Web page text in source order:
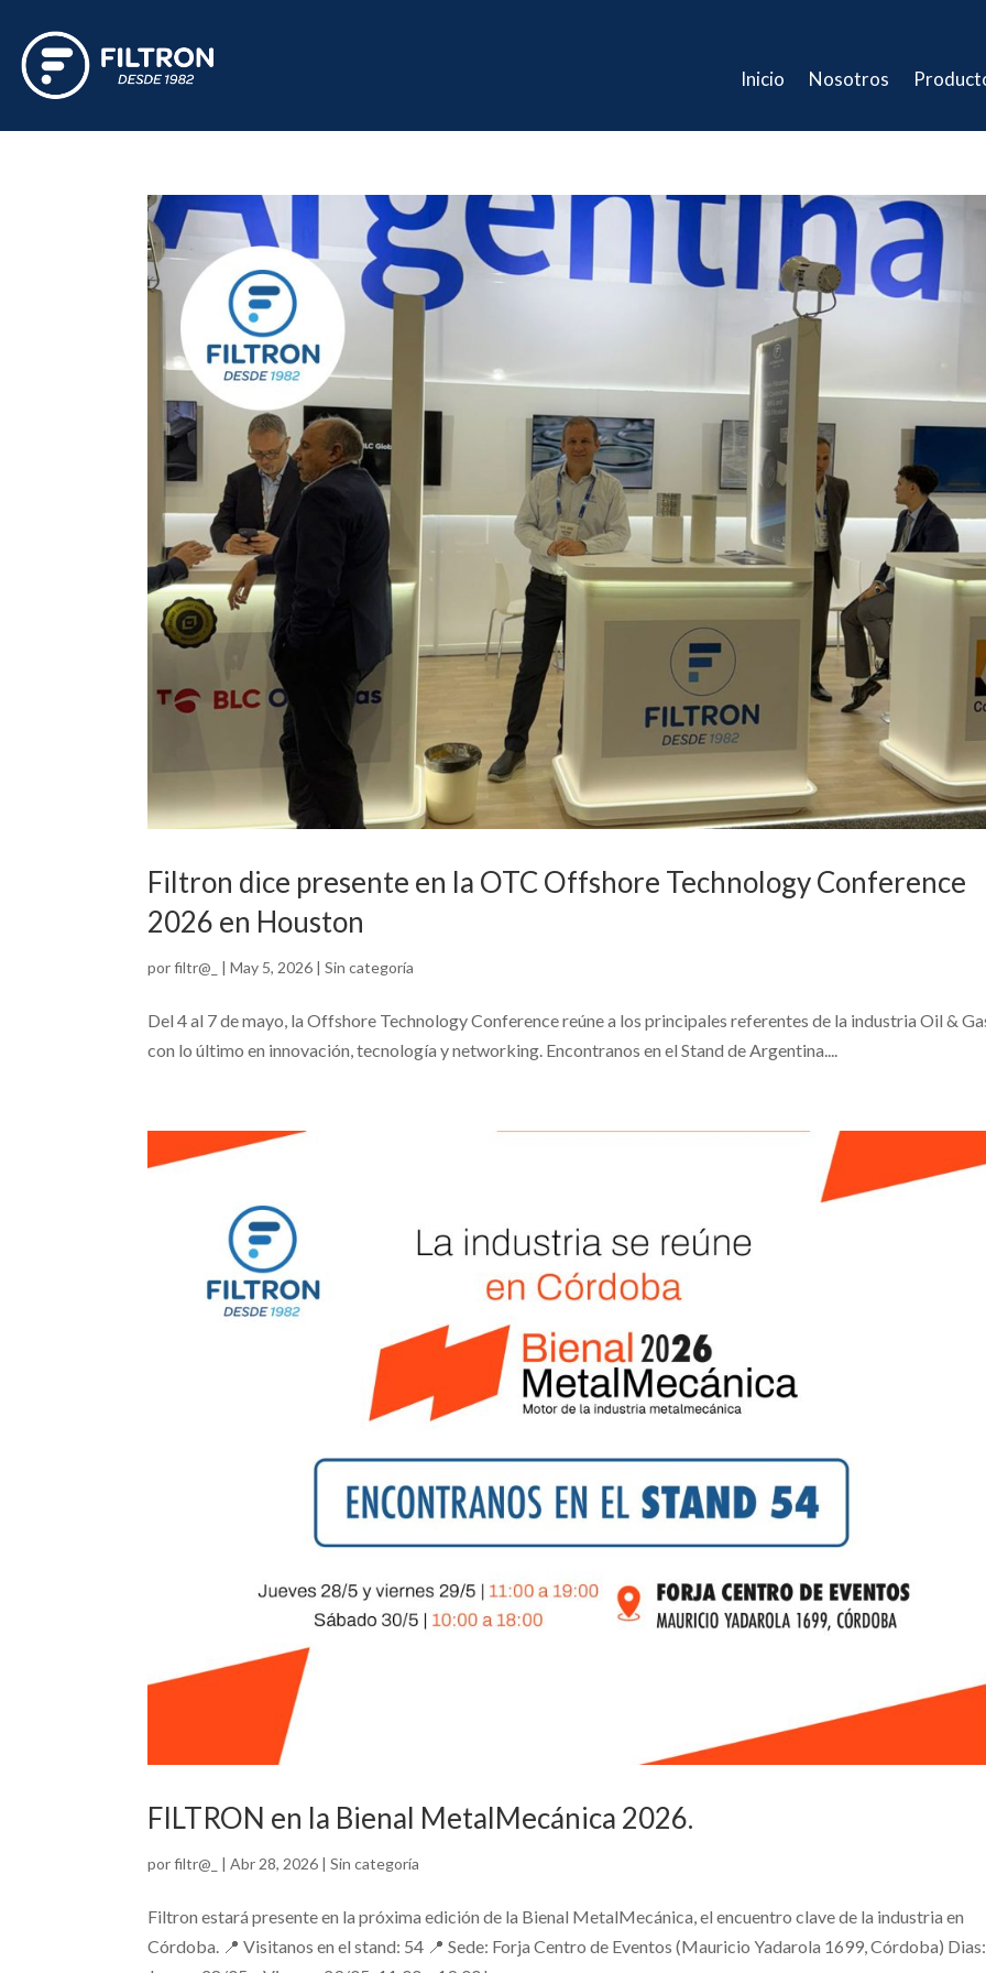
Inicio Nosotros
Filtron dice presente en la OTC Offshore Technology Conference
2026 en Houston
porfiltr@_ |May 5, 2026 |Sin categoría
Del 4 al 7 de mayo, la Offshore Technology Conference reúne a los principales referentes de la industria Oil &
con lo último en innovación, tecnología y networking. Encontranos en el Stand de Argentina....
FILTRON en la Bienal MetalMecánica 2026.
porfiltr@_ |Abr 28, 2026 |Sin categoría
Filtron estará presente en la próxima edición de la Bienal MetalMecánica, el encuentro clave de la industria en
Córdoba. 📍 Visitanos en el stand: 54 📍 Sede: Forja Centro de Eventos (Mauricio Yadarola 1699, Córdoba) Dias: